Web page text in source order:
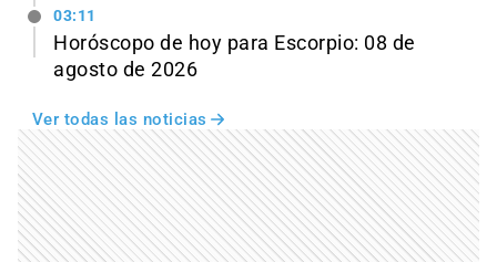
03:11
Horóscopo de hoy para Escorpio: 08 de
agosto de 2026
Ver todas las noticias